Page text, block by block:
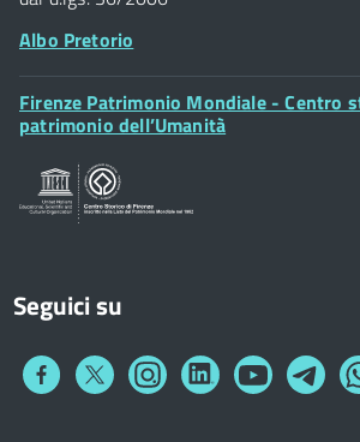
Posta Elettronica Certificata
Albo Pretorio
Footer
Widget
Firenze Patrimonio Mondiale - Centro
patrimonio dell’Umanità
Seguici su
Collegamento
Collegamento
a
Collegamento
a
Collegamento
a a a